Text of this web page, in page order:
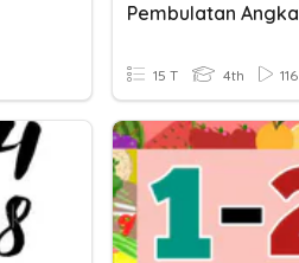
Pembulatan Angka
15 T 4th 116